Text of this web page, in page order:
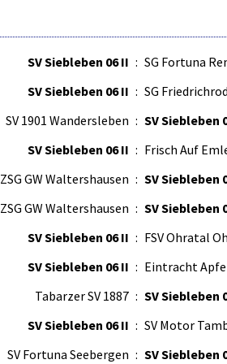
SV Siebleben 06 II : SG Fortuna
SV Siebleben 06 II : SG
SV 1901 Wandersleben : SV Siebleben
SV Siebleben 06 II : Frisch Auf
ZSG GW Waltershausen : SV Siebleben
ZSG GW Waltershausen : SV Siebleben
SV Siebleben 06 II : FSV Ohratal
SV Siebleben 06 II : Eintracht
Tabarzer SV 1887 : SV Siebleben
SV Siebleben 06 II : SV Motor
SV Fortuna Seebergen : SV Siebleben